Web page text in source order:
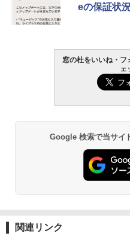
eの保証状
窓の杜をいいね・フ
ェ
Google 検索で当サイ
関連リンク